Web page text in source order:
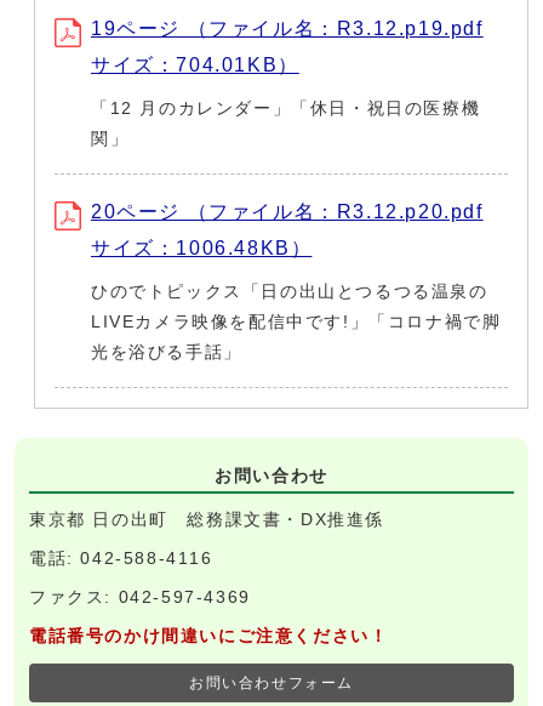
19ページ （ファイル名：R3.12.p19.pdf
サイズ：704.01KB）
「12 月のカレンダー」「休日・祝日の医療機
関」
20ページ （ファイル名：R3.12.p20.pdf
サイズ：1006.48KB）
ひのでトピックス「日の出山とつるつる温泉の
LIVEカメラ映像を配信中です!」「コロナ禍で脚
光を浴びる手話」
お問い合わせ
東京都 日の出町 総務課文書・DX推進係
電話: 042-588-4116
ファクス: 042-597-4369
電話番号のかけ間違いにご注意ください！
お問い合わせフォーム